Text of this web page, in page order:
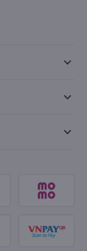
keyboard_arrow_down
keyboard_arrow_down
keyboard_arrow_down